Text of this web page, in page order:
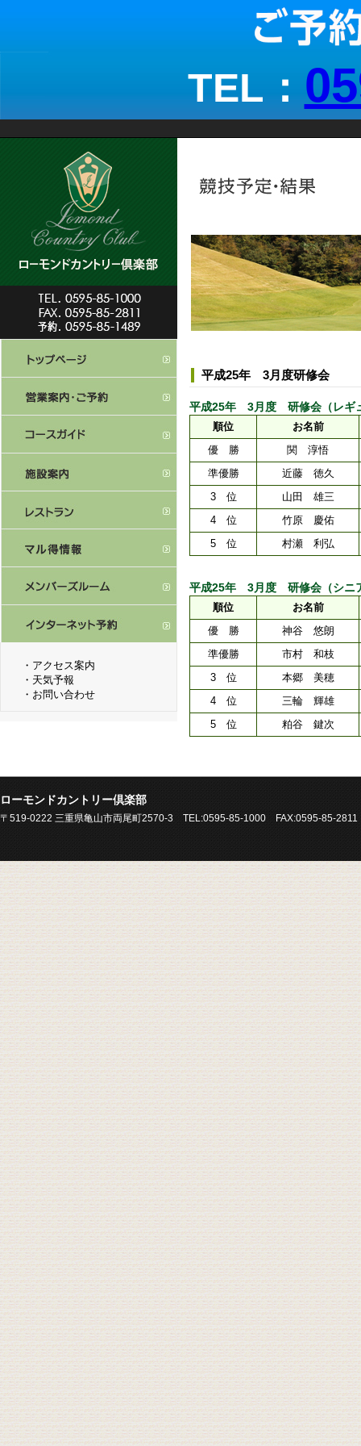
TEL：
・ アクセス案内
・ 天気予報
・ お問い合わせ
平成25年 3月度研修会
平成25年 3月度 研修会（レギ
順位
お名前
優 勝
関 淳悟
準優勝
近藤 徳久
3 位
山田 雄三
4 位
竹原 慶佑
5 位
村瀬 利弘
平成25年 3月度 研修会（シニ
順位
お名前
優 勝
神谷 悠朗
準優勝
市村 和枝
3 位
本郷 美穂
4 位
三輪 輝雄
5 位
粕谷 鍵次
ローモンドカントリー倶楽部
〒519-0222 三重県亀山市両尾町2570-3 TEL:0595-85-1000 FAX:0595-85-2811